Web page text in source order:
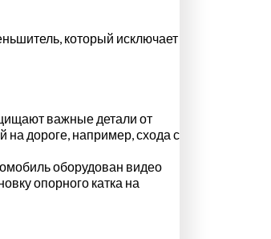
который исключает
важные детали от
на дороге, например, схода с
оборудован видео
опорного катка на